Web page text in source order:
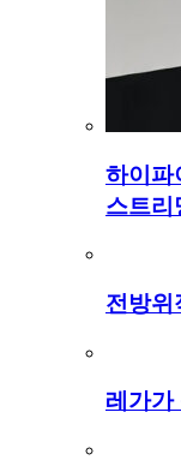
하이파
스트리
전방위
레가가